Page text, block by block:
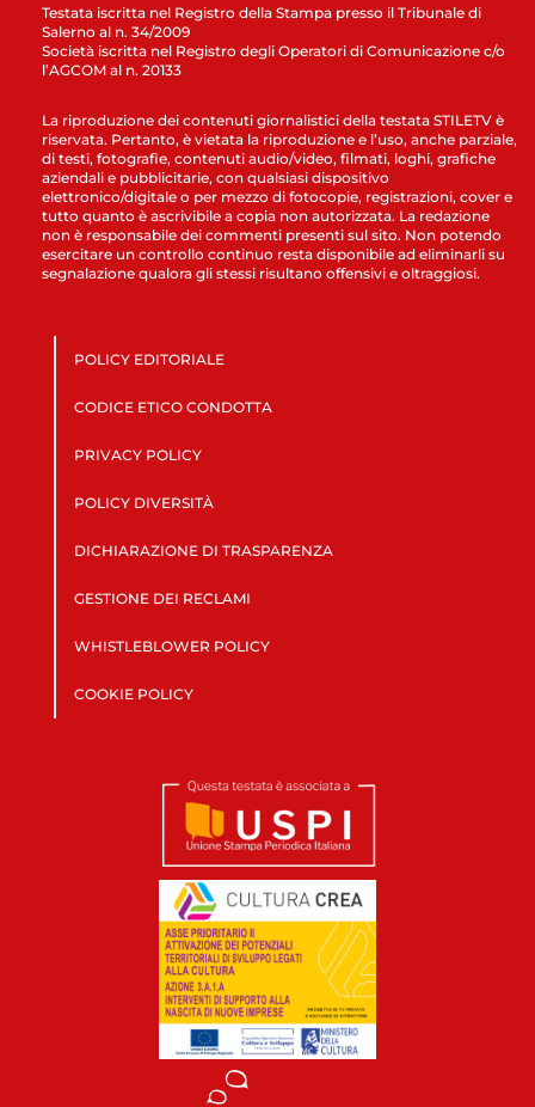
Testata iscritta nel Registro della Stampa presso il Tribunale di
Salerno al n. 34/2009
Società iscritta nel Registro degli Operatori di Comunicazione c/o
l’AGCOM al n. 20133
La riproduzione dei contenuti giornalistici della testata STILETV è
riservata. Pertanto, è vietata la riproduzione e l’uso, anche parziale,
di testi, fotografie, contenuti audio/video, filmati, loghi, grafiche
aziendali e pubblicitarie, con qualsiasi dispositivo
elettronico/digitale o per mezzo di fotocopie, registrazioni, cover e
tutto quanto è ascrivibile a copia non autorizzata. La redazione
non è responsabile dei commenti presenti sul sito. Non potendo
esercitare un controllo continuo resta disponibile ad eliminarli su
segnalazione qualora gli stessi risultano offensivi e oltraggiosi.
POLICY EDITORIALE
CODICE ETICO CONDOTTA
PRIVACY POLICY
POLICY DIVERSITÀ
DICHIARAZIONE DI TRASPARENZA
GESTIONE DEI RECLAMI
WHISTLEBLOWER POLICY
COOKIE POLICY